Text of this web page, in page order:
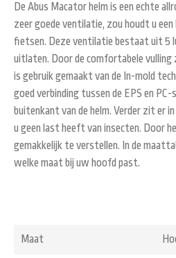
De Abus Macator helm is een echte
zeer goede ventilatie, zou houdt u
fietsen. Deze ventilatie bestaat uit 5
uitlaten. Door de comfortabele vulling
is gebruik gemaakt van de In-mold
goed verbinding tussen de EPS en PC-
buitenkant van de helm. Verder zit er
u geen last heeft van insecten. Door
gemakkelijk te verstellen. In de
welke maat bij uw hoofd past.
Maat